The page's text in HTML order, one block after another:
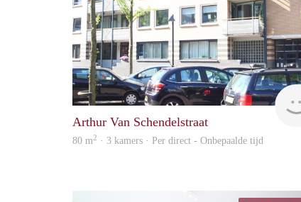
Arthur Van Schendelstraat
80 m2 · 3 kamers · Per direct - Onbepaalde tijd